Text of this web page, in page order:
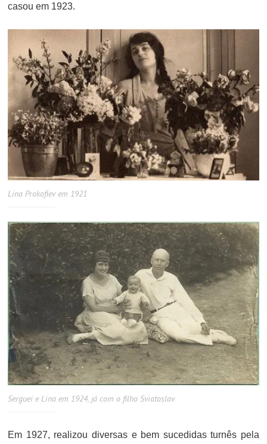
casou em 1923.
Lina Prokofiev em 1921
Serguei e Lina em 1924, já com o filho Sviatoslav
Em 1927, realizou diversas e bem sucedidas turnês pela